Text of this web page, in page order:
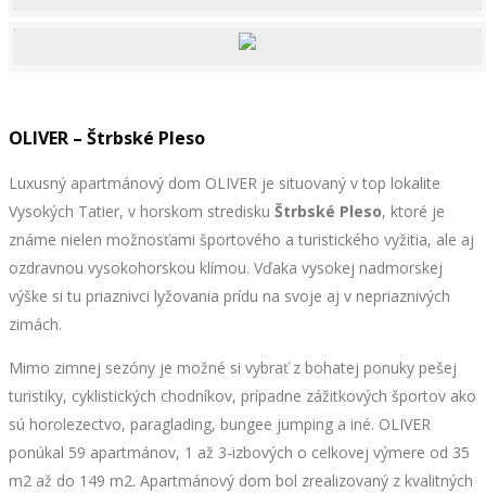
OLIVER – Štrbské Pleso
Luxusný apartmánový dom OLIVER je situovaný v top lokalite
Vysokých Tatier, v horskom stredisku Štrbské Pleso, ktoré je
známe nielen možnosťami športového a turistického vyžitia, ale aj
ozdravnou vysokohorskou klímou. Vďaka vysokej nadmorskej
výške si tu priaznivci lyžovania prídu na svoje aj v nepriaznivých
zimách.
Mimo zimnej sezóny je možné si vybrať z bohatej ponuky pešej
turistiky, cyklistických chodníkov, prípadne zážitkových športov ako
sú horolezectvo, paraglading, bungee jumping a iné. OLIVER
ponúkal 59 apartmánov, 1 až 3-izbových o celkovej výmere od 35
m2 až do 149 m2. Apartmánový dom bol zrealizovaný z kvalitných